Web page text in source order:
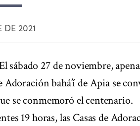
DE 2021
sábado 27 de noviembre,
Adoración bahá’í de Apia se
se conmemoró el centenario.
19 horas, las Casas de